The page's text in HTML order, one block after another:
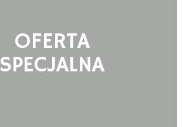
OFERTA
SPECJALNA